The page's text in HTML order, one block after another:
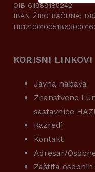
OIB 61989185242
IBAN ŽIRO RAČUNA:
KORISNI LINKOVI
Javna nabava
Znanstvene i
sastavnice
Razredi
Kontakt
Adresar/
Zaštita